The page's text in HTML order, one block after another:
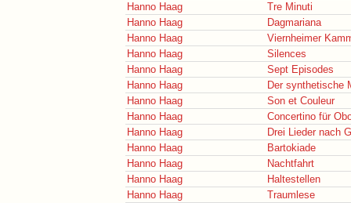
Hanno Haag
Tre Minuti
Hanno Haag
Dagmariana
Hanno Haag
Viernheimer
Hanno Haag
Silences
Hanno Haag
Sept Episodes
Hanno Haag
Der synthetische
Hanno Haag
Son et Couleur
Hanno Haag
Concertino für
Hanno Haag
Drei Lieder nach
Hanno Haag
Bartokiade
Hanno Haag
Nachtfahrt
Hanno Haag
Haltestellen
Hanno Haag
Traumlese